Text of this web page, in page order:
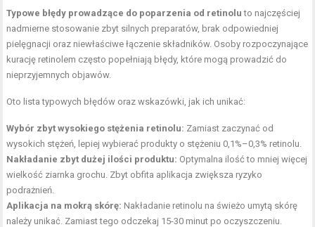
Typowe błędy prowadzące do poparzenia od retinolu to najczęściej
nadmierne stosowanie zbyt silnych preparatów, brak odpowiedniej
pielęgnacji oraz niewłaściwe łączenie składników. Osoby rozpoczynające
kurację retinolem często popełniają błędy, które mogą prowadzić do
nieprzyjemnych objawów.
Oto lista typowych błędów oraz wskazówki, jak ich unikać:
Wybór zbyt wysokiego stężenia retinolu: Zamiast zaczynać od
wysokich stężeń, lepiej wybierać produkty o stężeniu 0,1%–0,3% retinolu.
Nakładanie zbyt dużej ilości produktu: Optymalna ilość to mniej więcej
wielkość ziarnka grochu. Zbyt obfita aplikacja zwiększa ryzyko
podrażnień.
Aplikacja na mokrą skórę: Nakładanie retinolu na świeżo umytą skórę
należy unikać. Zamiast tego odczekaj 15-30 minut po oczyszczeniu.